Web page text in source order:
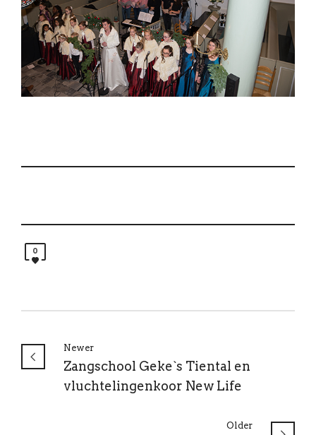
0
Newer
Zangschool Geke`s Tiental en
vluchtelingenkoor New Life
Older